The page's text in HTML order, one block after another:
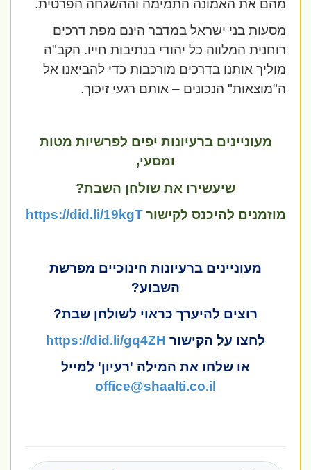
מהם את האמונה התמימה וההשגחה הפרטית.
מסעות בני ישראל במדבר הינם מפת דרכים
רוחנית המלווה כל יהודי בנתיבות חייו. הקב"ה
מוליך אותנו בדרכים מורכבות כדי להביאנו אל
ה"מוצאות" הנכונים – אותם רגעי זיכוך.
מעוניינים ברעיונות יפים לפרשיות מטות
ומסעי,
שיעשירו את שולחן השבת?
מוזמנים להיכנס לקישור https://did.li/19kgT
מעוניינים ברעיונות חינוכיים מפרשת
השבוע?
רוצים להיערך כראוי לשולחן שבת?
לחצו על הקישורhttps://did.li/gq4ZH
או שלחו את המילה 'רעיון' למייל
office@shaalti.co.il